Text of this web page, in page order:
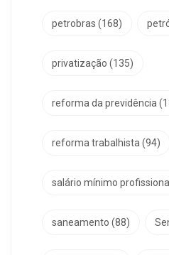
petrobras (168)
privatização (135)
reforma da previdência
reforma trabalhista (94)
salário mínimo profissional
saneamento (88)